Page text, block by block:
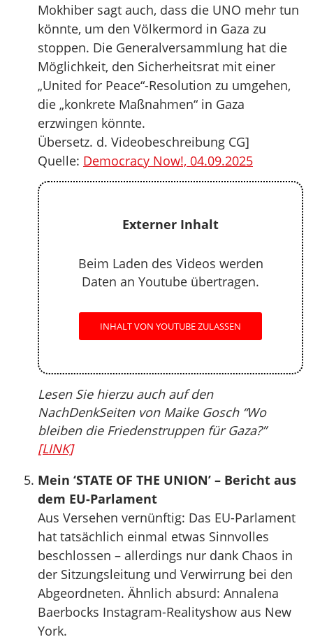
Mokhiber sagt auch, dass die UNO mehr tun
könnte, um den Völkermord in Gaza zu
stoppen. Die Generalversammlung hat die
Möglichkeit, den Sicherheitsrat mit einer
„United for Peace“-Resolution zu umgehen,
die „konkrete Maßnahmen“ in Gaza
erzwingen könnte.
Übersetz. d. Videobeschreibung CG]
Quelle: Democracy Now!, 04.09.2025
Externer Inhalt
Beim Laden des Videos werden
Daten an Youtube übertragen.
INHALT VON YOUTUBE ZULASSEN
Lesen Sie hierzu auch auf den
NachDenkSeiten von Maike Gosch “Wo
bleiben die Friedenstruppen für Gaza?”
[LINK]
Mein ‘STATE OF THE UNION’ – Bericht aus
dem EU-Parlament
Aus Versehen vernünftig: Das EU-Parlament
hat tatsächlich einmal etwas Sinnvolles
beschlossen – allerdings nur dank Chaos in
der Sitzungsleitung und Verwirrung bei den
Abgeordneten. Ähnlich absurd: Annalena
Baerbocks Instagram-Realityshow aus New
York.